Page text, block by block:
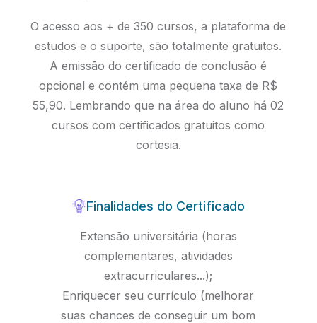
O acesso aos + de 350 cursos, a plataforma de
estudos e o suporte, são totalmente gratuitos.
A emissão do certificado de conclusão é
opcional e contém uma pequena taxa de R$
55,90. Lembrando que na área do aluno há 02
cursos com certificados gratuitos como
cortesia.
Finalidades do Certificado
Extensão universitária (horas
complementares, atividades
extracurriculares...);
Enriquecer seu currículo (melhorar
suas chances de conseguir um bom